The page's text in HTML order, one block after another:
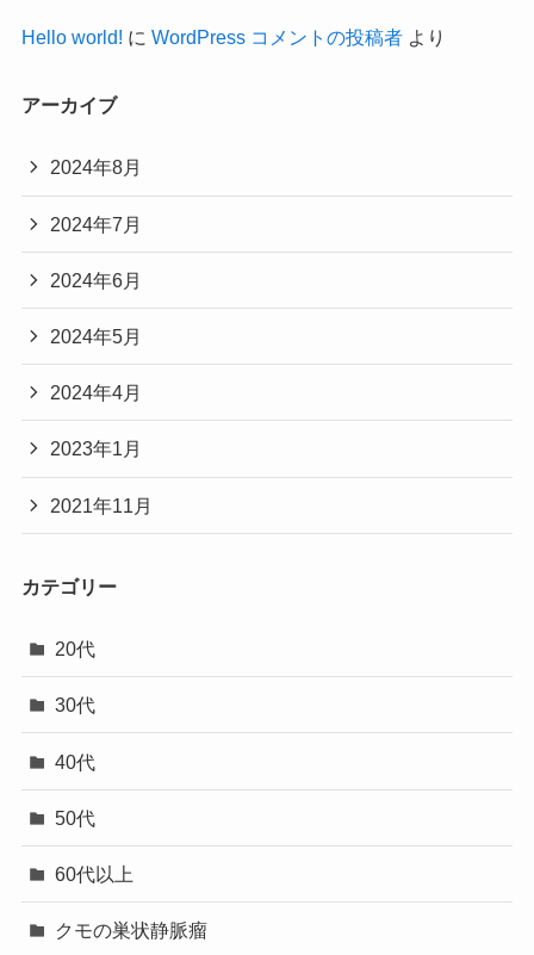
Hello world! に WordPress コメントの投稿者より
アーカイブ
2024年8月
2024年7月
2024年6月
2024年5月
2024年4月
2023年1月
2021年11月
カテゴリー
20代
30代
40代
50代
60代以上
クモの巣状静脈瘤